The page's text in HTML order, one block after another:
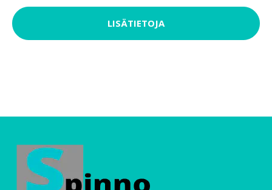
LISÄTIETOJA